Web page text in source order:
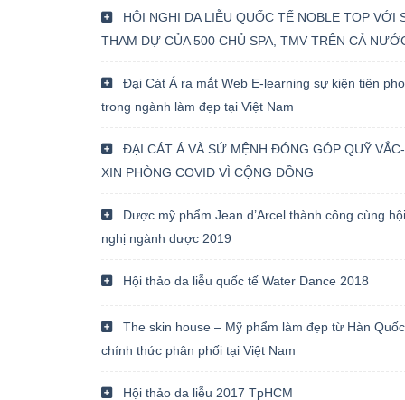
HỘI NGHỊ DA LIỄU QUỐC TẾ NOBLE TOP VỚI
THAM DỰ CỦA 500 CHỦ SPA, TMV TRÊN CẢ
Đại Cát Á ra mắt Web E-learning sự kiện tiên
trong ngành làm đẹp tại Việt Nam
ĐẠI CÁT Á VÀ SỨ MỆNH ĐÓNG GÓP QUỸ VẮC-
XIN PHÒNG COVID VÌ CỘNG ĐỒNG
Dược mỹ phẩm Jean d’Arcel thành công cùng hội
nghị ngành dược 2019
Hội thảo da liễu quốc tế Water Dance 2018
The skin house – Mỹ phẩm làm đẹp từ Hàn Quốc
chính thức phân phối tại Việt Nam
Hội thảo da liễu 2017 TpHCM